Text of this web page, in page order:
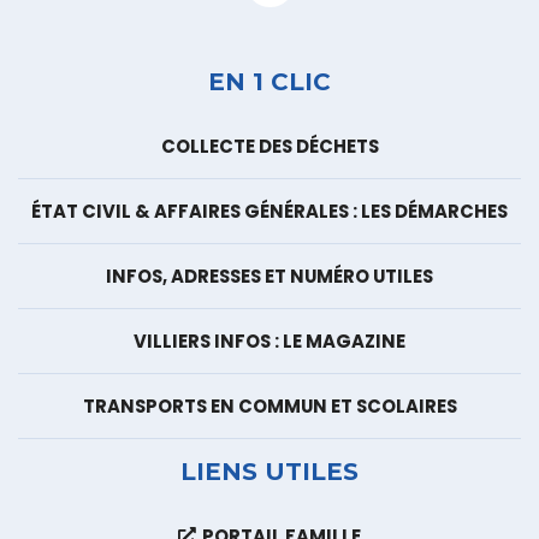
EN 1 CLIC
COLLECTE DES DÉCHETS
ÉTAT CIVIL & AFFAIRES GÉNÉRALES : LES DÉMARCHES
INFOS, ADRESSES ET NUMÉRO UTILES
VILLIERS INFOS : LE MAGAZINE
TRANSPORTS EN COMMUN ET SCOLAIRES
LIENS UTILES